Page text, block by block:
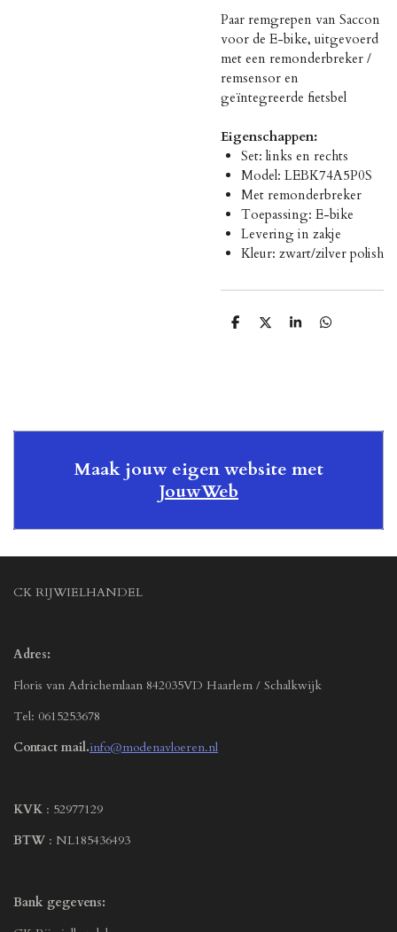
Paar remgrepen van Saccon
voor de E-bike, uitgevoerd
met een remonderbreker /
remsensor en
geïntegreerde fietsbel
Eigenschappen:
Set: links en rechts
Model: LEBK74A5P0S
Met remonderbreker
Toepassing: E-bike
Levering in zakje
Kleur: zwart/zilver polish
D
D
S
D
Maak jouw eigen website met
JouwWeb
CK RIJWIELHANDEL
Adres:
Floris van Adrichemlaan 842035VD Haarlem / Schalkwijk
Tel: 0615253678
Contact mail.info@modenavloeren.nl
KVK : 52977129
BTW : NL185436493
Bank gegevens: